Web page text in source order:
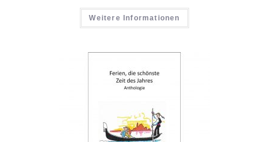
Weitere Informationen